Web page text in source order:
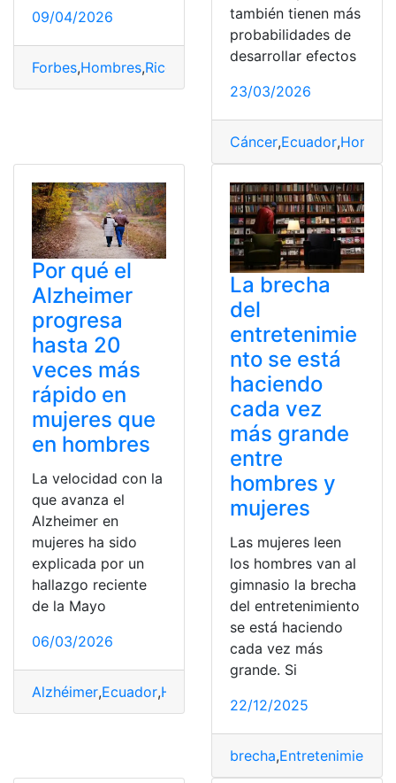
09/04/2026
Forbes,Hombres,Ricos
también tienen más
probabilidades de
desarrollar efectos
23/03/2026
Cáncer,Ecuador,
Por qué el
Alzheimer
progresa
hasta 20
veces más
rápido en
mujeres que
en hombres
La velocidad con la
que avanza el
Alzheimer en
mujeres ha sido
explicada por un
hallazgo reciente
de la Mayo
06/03/2026
Alzhéimer,Ecuador,Hombres
La brecha
del
entretenimie
nto se está
haciendo
cada vez
más grande
entre
hombres y
mujeres
Las mujeres leen
los hombres van al
gimnasio la brecha
del entretenimiento
se está haciendo
cada vez más
grande. Si
22/12/2025
brecha,Entretenimiento